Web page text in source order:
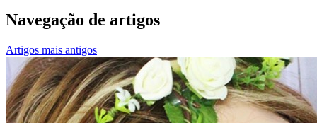
Navegação de artigos
Artigos mais antigos